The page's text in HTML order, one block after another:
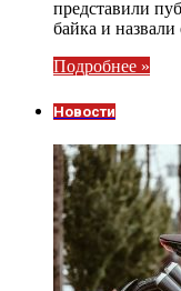
представили
байка и
Подробнее »
Новости